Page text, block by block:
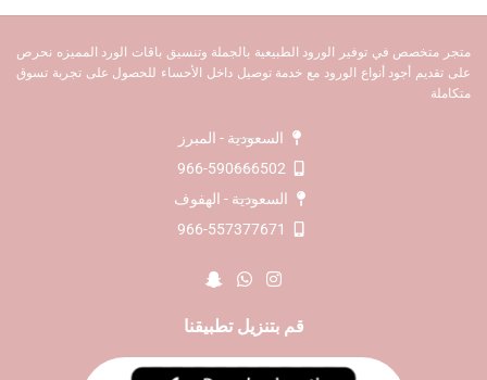
متجر متخصص في توفير الورود الطبيعية بالجملة وتنسيق باقات الورد المميزه نحرص
على تقديم أجود أنواع الورود مع خدمة توصيل داخل الأحساء للحصول على تجربة تسوق
متكاملة
السعودية - المبرز
966-590666502
السعودية - الهفوف
966-557377671
قم بتنزيل تطبيقنا